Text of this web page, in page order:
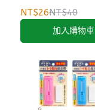
NT$26NT$40
加入購物車